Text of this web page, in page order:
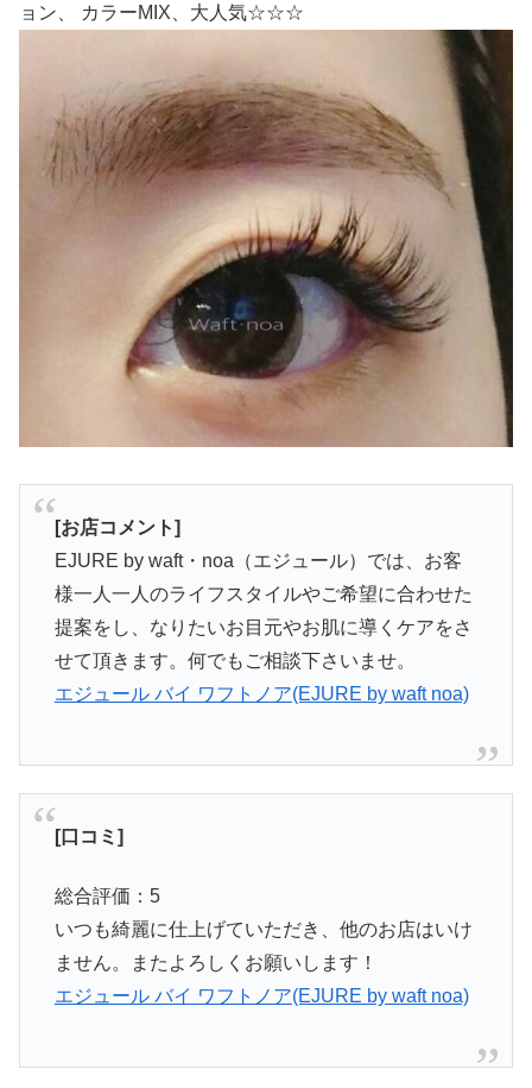
ョン、 カラーMIX、大人気☆☆☆
[お店コメント]
EJURE by waft・noa（エジュール）では、お客
様一人一人のライフスタイルやご希望に合わせた
提案をし、なりたいお目元やお肌に導くケアをさ
せて頂きます。何でもご相談下さいませ。
エジュール バイ ワフトノア(EJURE by waft noa)
[口コミ]
総合評価：5
いつも綺麗に仕上げていただき、他のお店はいけ
ません。またよろしくお願いします！
エジュール バイ ワフトノア(EJURE by waft noa)